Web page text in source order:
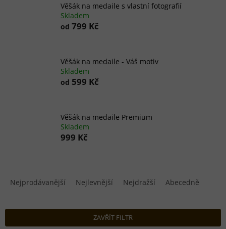
Věšák na medaile s vlastní fotografií
Skladem
od 799 Kč
Věšák na medaile - Váš motiv
Skladem
od 599 Kč
Věšák na medaile Premium
Skladem
999 Kč
n
í
Nejprodávanější Nejlevnější Nejdražší Abecedně
ZAVŘÍT FILTR